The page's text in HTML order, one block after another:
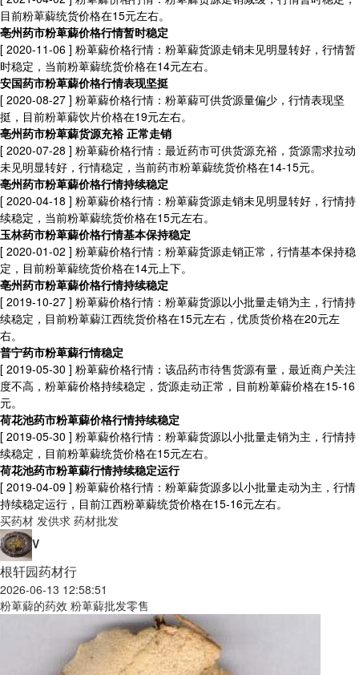
目前粉萆薢统货价格在15元左右。
亳州药市粉萆薢价格行情暂时稳定
[ 2020-11-06 ] 粉萆薢价格行情：粉萆薢货源走销未见明显转好，行情暂
时稳定，当前粉萆薢统货价格在14元左右。
安国药市粉萆薢价格行情表现坚挺
[ 2020-08-27 ] 粉萆薢价格行情：粉萆薢可供货源量偏少，行情表现坚
挺，目前粉萆薢饮片价格在19元左右。
亳州药市粉萆薢货源充裕 正常走销
[ 2020-07-28 ] 粉萆薢价格行情：最近药市可供货源充裕，货源需求拉动
未见明显转好，行情稳定，当前药市粉萆薢统货价格在14-15元。
亳州药市粉萆薢价格行情持续稳定
[ 2020-04-18 ] 粉萆薢价格行情：粉萆薢货源走销未见明显转好，行情持
续稳定，当前粉萆薢统货价格在15元左右。
玉林药市粉萆薢价格行情基本保持稳定
[ 2020-01-02 ] 粉萆薢价格行情：粉萆薢货源走销正常，行情基本保持稳
定，目前粉萆薢统货价格在14元上下。
亳州药市粉萆薢价格行情持续稳定
[ 2019-10-27 ] 粉萆薢价格行情：粉萆薢货源以小批量走销为主，行情持
续稳定，目前粉萆薢江西统货价格在15元左右，优质货价格在20元左
右。
普宁药市粉萆薢行情稳定
[ 2019-05-30 ] 粉萆薢价格行情：该品药市待售货源有量，最近商户关注
度不高，粉萆薢价格持续稳定，货源走动正常，目前粉萆薢价格在15-16
元。
荷花池药市粉萆薢价格行情持续稳定
[ 2019-05-30 ] 粉萆薢价格行情：粉萆薢货源以小批量走销为主，行情持
续稳定，目前粉萆薢统货价格在15元左右。
荷花池药市粉萆薢行情持续稳定运行
[ 2019-04-09 ] 粉萆薢价格行情：粉萆薢货源多以小批量走动为主，行情
持续稳定运行，目前江西粉萆薢统货价格在15-16元左右。
买药材 发供求 药材批发
V
根轩园药材行
2026-06-13 12:58:51
粉萆薢的药效 粉萆薢批发零售